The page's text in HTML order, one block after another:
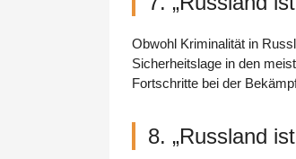
Obwohl Kriminalität in
Sicherheitslage in den
Fortschritte bei der
8. „Russland